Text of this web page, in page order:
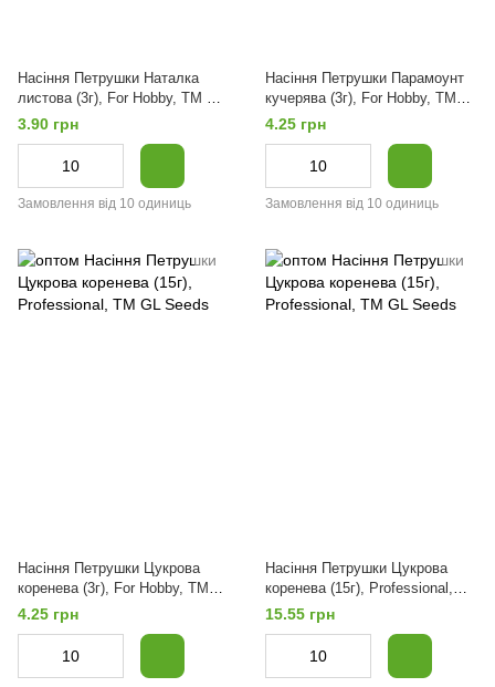
Насіння Петрушки Наталка
листова (3г), For Hobby, TM GL
Seeds
3.90 грн
Замовлення від 10 одиниць
Насіння Петрушки Парамоунт
кучерява (3г), For Hobby, TM
GL Seeds
4.25 грн
Замовлення від 10 одиниць
Насіння Петрушки Цукрова
коренева (3г), For Hobby, TM
GL Seeds
4.25 грн
Насіння Петрушки Цукрова
коренева (15г), Professional,
TM GL Seeds
15.55 грн